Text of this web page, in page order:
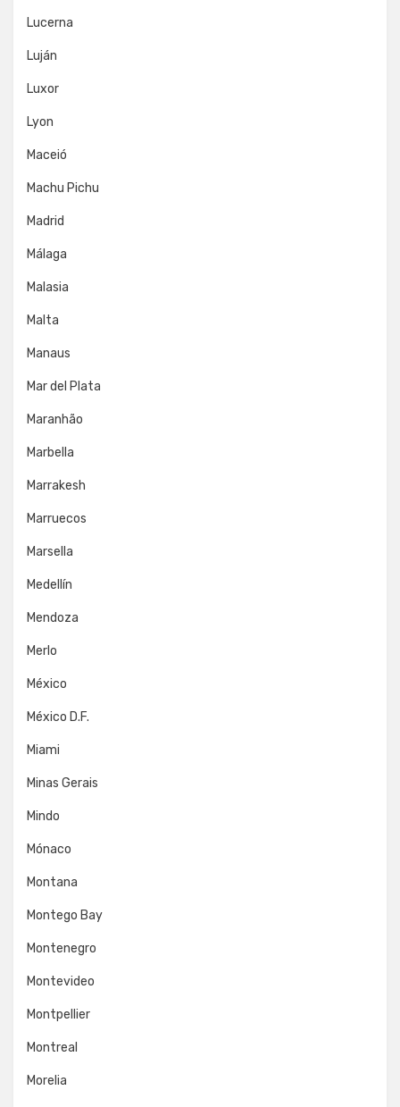
Lucerna
Luján
Luxor
Lyon
Maceió
Machu Pichu
Madrid
Málaga
Malasia
Malta
Manaus
Mar del Plata
Maranhão
Marbella
Marrakesh
Marruecos
Marsella
Medellín
Mendoza
Merlo
México
México D.F.
Miami
Minas Gerais
Mindo
Mónaco
Montana
Montego Bay
Montenegro
Montevideo
Montpellier
Montreal
Morelia